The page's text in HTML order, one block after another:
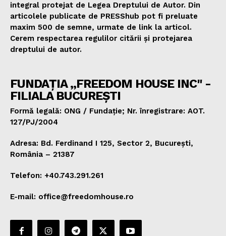
integral protejat de Legea Dreptului de Autor. Din
articolele publicate de PRESShub pot fi preluate
maxim 500 de semne, urmate de link la articol.
Cerem respectarea regulilor citării și protejarea
dreptului de autor.
FUNDAȚIA „FREEDOM HOUSE INC" -
FILIALA BUCUREȘTI
Formă legală: ONG / Fundație; Nr. înregistrare: AOT.
127/PJ/2004
Adresa: Bd. Ferdinand I 125, Sector 2, București,
România – 21387
Telefon: +40.743.291.261
E-mail: office@freedomhouse.ro